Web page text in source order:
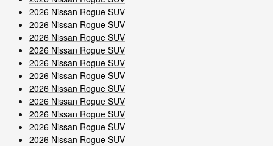
2026 Nissan Rogue SUV
2026 Nissan Rogue SUV
2026 Nissan Rogue SUV
2026 Nissan Rogue SUV
2026 Nissan Rogue SUV
2026 Nissan Rogue SUV
2026 Nissan Rogue SUV
2026 Nissan Rogue SUV
2026 Nissan Rogue SUV
2026 Nissan Rogue SUV
2026 Nissan Rogue SUV